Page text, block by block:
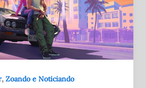
, Zoando e Noticiando